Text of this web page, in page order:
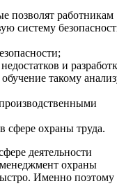
позволят работникам
систему
и
такому
сфере охраны труда.
деятельности
менеджмент охраны
Именно поэтому